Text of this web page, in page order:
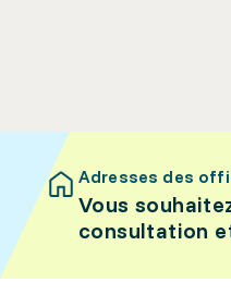
Adresses des
Vous
consultation